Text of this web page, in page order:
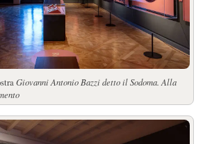
Giovanni Antonio Bazzi detto il Sodoma. Alla